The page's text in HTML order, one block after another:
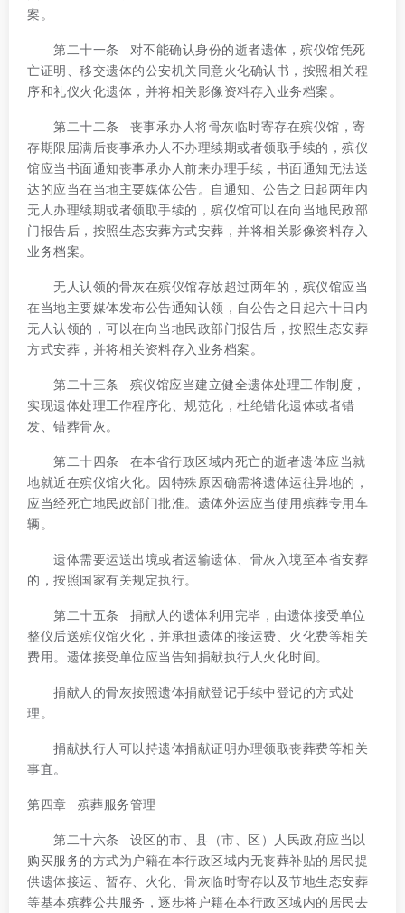
案。
第二十一条 对不能确认身份的逝者遗体，殡仪馆凭死
亡证明、移交遗体的公安机关同意火化确认书，按照相关程
序和礼仪火化遗体，并将相关影像资料存入业务档案。
第二十二条 丧事承办人将骨灰临时寄存在殡仪馆，寄
存期限届满后丧事承办人不办理续期或者领取手续的，殡仪
馆应当书面通知丧事承办人前来办理手续，书面通知无法送
达的应当在当地主要媒体公告。自通知、公告之日起两年内
无人办理续期或者领取手续的，殡仪馆可以在向当地民政部
门报告后，按照生态安葬方式安葬，并将相关影像资料存入
业务档案。
无人认领的骨灰在殡仪馆存放超过两年的，殡仪馆应当
在当地主要媒体发布公告通知认领，自公告之日起六十日内
无人认领的，可以在向当地民政部门报告后，按照生态安葬
方式安葬，并将相关资料存入业务档案。
第二十三条 殡仪馆应当建立健全遗体处理工作制度，
实现遗体处理工作程序化、规范化，杜绝错化遗体或者错
发、错葬骨灰。
第二十四条 在本省行政区域内死亡的逝者遗体应当就
地就近在殡仪馆火化。因特殊原因确需将遗体运往异地的，
应当经死亡地民政部门批准。遗体外运应当使用殡葬专用车
辆。
遗体需要运送出境或者运输遗体、骨灰入境至本省安葬
的，按照国家有关规定执行。
第二十五条 捐献人的遗体利用完毕，由遗体接受单位
整仪后送殡仪馆火化，并承担遗体的接运费、火化费等相关
费用。遗体接受单位应当告知捐献执行人火化时间。
捐献人的骨灰按照遗体捐献登记手续中登记的方式处
理。
捐献执行人可以持遗体捐献证明办理领取丧葬费等相关
事宜。
第四章 殡葬服务管理
第二十六条 设区的市、县（市、区）人民政府应当以
购买服务的方式为户籍在本行政区域内无丧葬补贴的居民提
供遗体接运、暂存、火化、骨灰临时寄存以及节地生态安葬
等基本殡葬公共服务，逐步将户籍在本行政区域内的居民去